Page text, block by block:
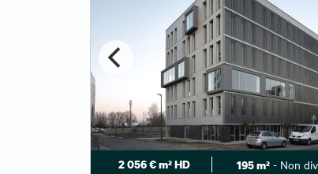
2 056 € m² HD 195 m² - Non